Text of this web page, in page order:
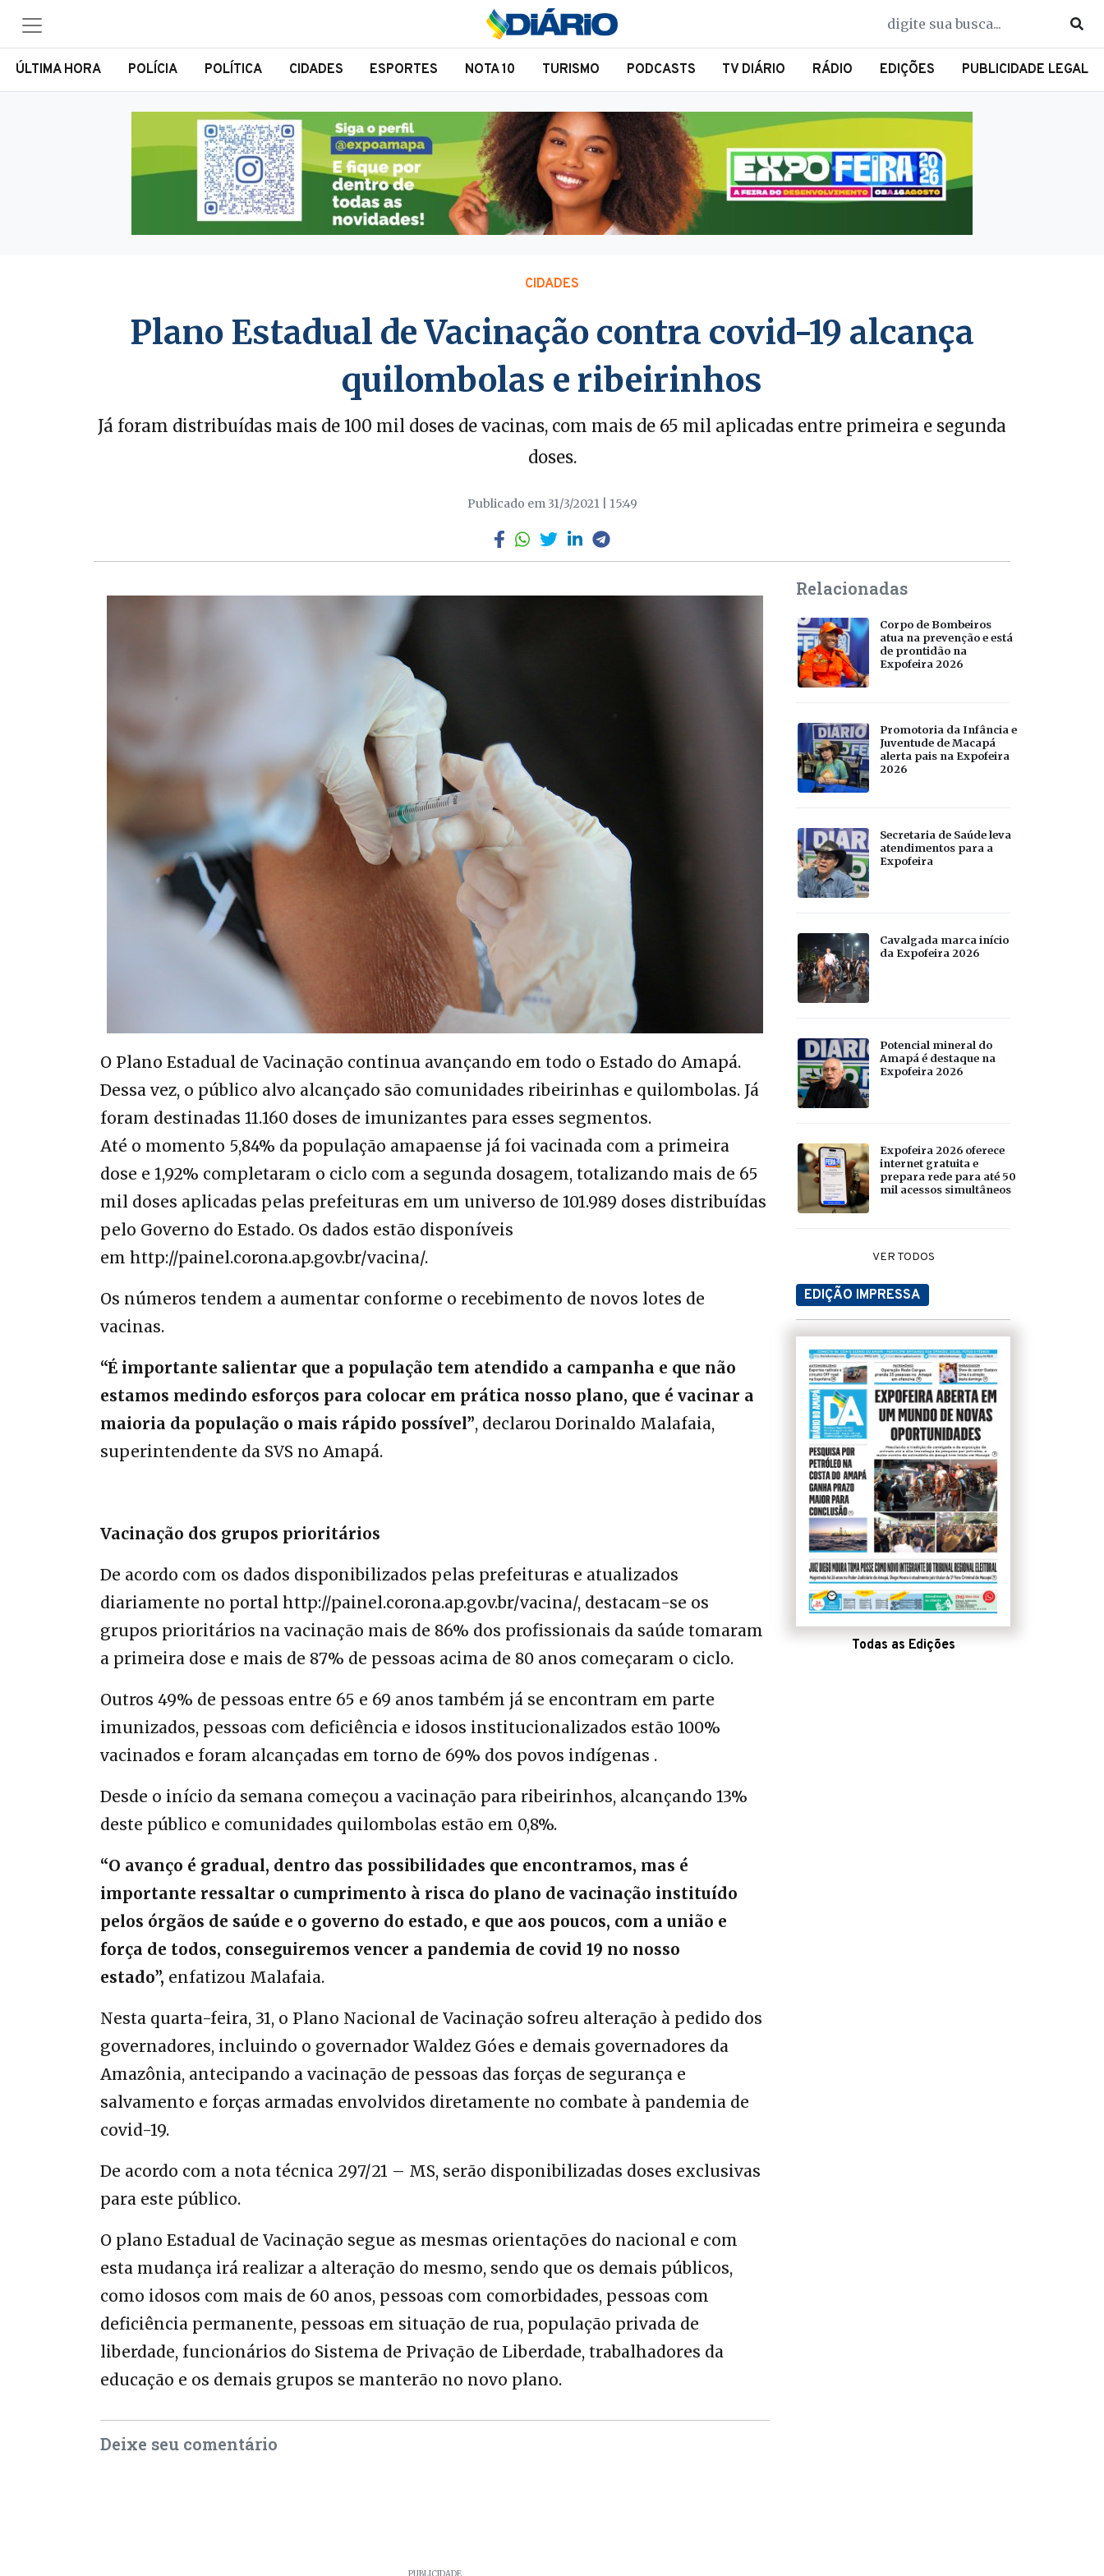
ÚLTIMA HORA POLÍCIA POLÍTICA CIDADES ESPORTES NOTA 10 TURISMO PODCASTS TV DIÁRIO RÁDIO EDIÇÕES PUBLICIDADE LEGAL
CIDADES
Plano Estadual de Vacinação contra covid-19 alcança
quilombolas e ribeirinhos
Já foram distribuídas mais de 100 mil doses de vacinas, com mais de 65 mil aplicadas entre primeira e segunda
doses.
Publicado em 31/3/2021 | 15:49
O Plano Estadual de Vacinação continua avançando em todo o Estado do Amapá.
Dessa vez, o público alvo alcançado são comunidades ribeirinhas e quilombolas. Já
foram destinadas 11.160 doses de imunizantes para esses segmentos.
Até o momento 5,84% da população amapaense já foi vacinada com a primeira
dose e 1,92% completaram o ciclo com a segunda dosagem, totalizando mais de 65
mil doses aplicadas pelas prefeituras em um universo de 101.989 doses distribuídas
pelo Governo do Estado. Os dados estão disponíveis
em http://painel.corona.ap.gov.br/vacina/.
Os números tendem a aumentar conforme o recebimento de novos lotes de
vacinas.
“É importante salientar que a população tem atendido a campanha e que não
estamos medindo esforços para colocar em prática nosso plano, que é vacinar a
maioria da população o mais rápido possível”, declarou Dorinaldo Malafaia,
superintendente da SVS no Amapá.
Vacinação dos grupos prioritários
De acordo com os dados disponibilizados pelas prefeituras e atualizados
diariamente no portal http://painel.corona.ap.gov.br/vacina/, destacam-se os
grupos prioritários na vacinação mais de 86% dos profissionais da saúde tomaram
a primeira dose e mais de 87% de pessoas acima de 80 anos começaram o ciclo.
Outros 49% de pessoas entre 65 e 69 anos também já se encontram em parte
imunizados, pessoas com deficiência e idosos institucionalizados estão 100%
vacinados e foram alcançadas em torno de 69% dos povos indígenas .
Desde o início da semana começou a vacinação para ribeirinhos, alcançando 13%
deste público e comunidades quilombolas estão em 0,8%.
“O avanço é gradual, dentro das possibilidades que encontramos, mas é
importante ressaltar o cumprimento à risca do plano de vacinação instituído
pelos órgãos de saúde e o governo do estado, e que aos poucos, com a união e
força de todos, conseguiremos vencer a pandemia de covid 19 no nosso
estado”, enfatizou Malafaia.
Nesta quarta-feira, 31, o Plano Nacional de Vacinação sofreu alteração à pedido dos
governadores, incluindo o governador Waldez Góes e demais governadores da
Amazônia, antecipando a vacinação de pessoas das forças de segurança e
salvamento e forças armadas envolvidos diretamente no combate à pandemia de
covid-19.
De acordo com a nota técnica 297/21 – MS, serão disponibilizadas doses exclusivas
para este público.
O plano Estadual de Vacinação segue as mesmas orientações do nacional e com
esta mudança irá realizar a alteração do mesmo, sendo que os demais públicos,
como idosos com mais de 60 anos, pessoas com comorbidades, pessoas com
deficiência permanente, pessoas em situação de rua, população privada de
liberdade, funcionários do Sistema de Privação de Liberdade, trabalhadores da
educação e os demais grupos se manterão no novo plano.
Deixe seu comentário
Relacionadas
Corpo de Bombeiros
atua na prevenção e está
de prontidão na
Expofeira 2026
Promotoria da Infância e
Juventude de Macapá
alerta pais na Expofeira
2026
Secretaria de Saúde leva
atendimentos para a
Expofeira
Cavalgada marca início
da Expofeira 2026
Potencial mineral do
Amapá é destaque na
Expofeira 2026
Expofeira 2026 oferece
internet gratuita e
prepara rede para até 50
mil acessos simultâneos
VER TODOS
EDIÇÃO IMPRESSA
Todas as Edições